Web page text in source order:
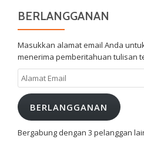
BERLANGGANAN
Masukkan alamat email Anda
menerima pemberitahuan tulisan
Alamat
Email
BERLANGGANAN
Bergabung dengan 3 pelanggan